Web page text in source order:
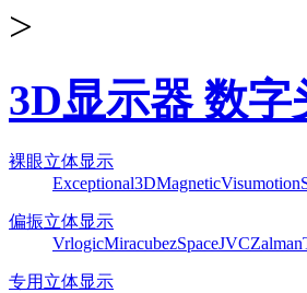
>
3D显示器 数字
裸眼立体显示
Exceptional3DMagneticVisumotion
偏振立体显示
VrlogicMiracubezSpaceJVCZalman
专用立体显示